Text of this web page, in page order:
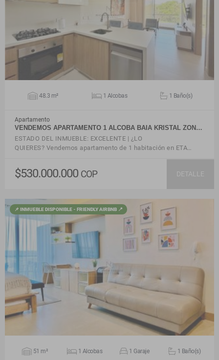
VER DETALLES
48.3 m² 1 Alcobas 1 Baño(s)
Apartamento
VENDEMOS APARTAMENTO 1 ALCOBA BAIA KRISTAL ZON…
ESTADO DEL INMUEBLE: EXCELENTE | ¿LO
QUIERES? Vendemos apartamento de 1 habitación en ETA…
$530.000.000 COP DETALLE
📌 INMUEBLE DISPONIBLE - FRIENDLY AIRBNB 📍
VER DETALLES
51 m² 1 Alcobas 1 Garaje 1 Baño(s)